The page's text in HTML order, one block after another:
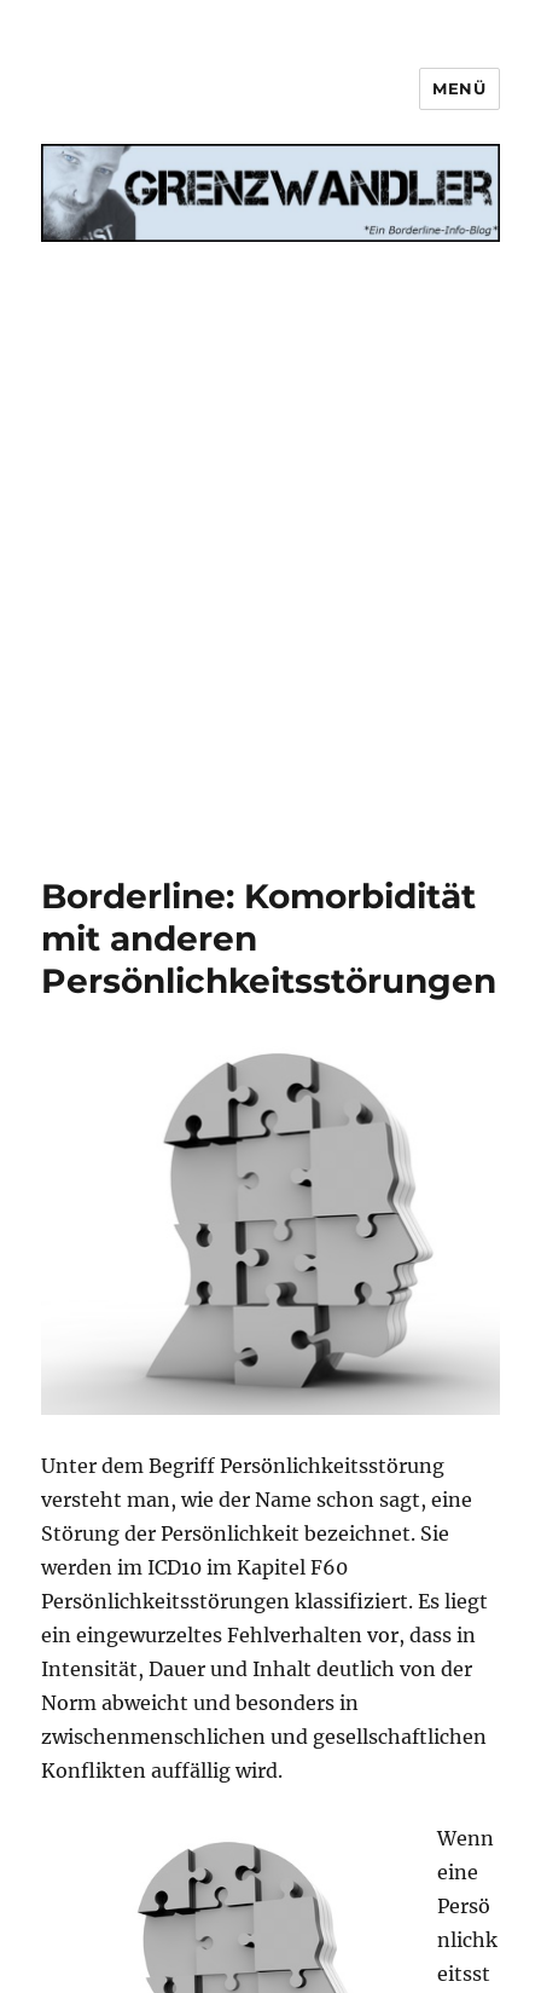
MENÜ
Borderline: Komorbidität
mit anderen
Persönlichkeitsstörungen
Unter dem Begriff Persönlichkeitsstörung
versteht man, wie der Name schon sagt, eine
Störung der Persönlichkeit bezeichnet. Sie
werden im ICD10 im Kapitel F60
Persönlichkeitsstörungen klassifiziert. Es liegt
ein eingewurzeltes Fehlverhalten vor, dass in
Intensität, Dauer und Inhalt deutlich von der
Norm abweicht und besonders in
zwischenmenschlichen und gesellschaftlichen
Konflikten auffällig wird.
Wenn
eine
Persö
nlichk
eitsst